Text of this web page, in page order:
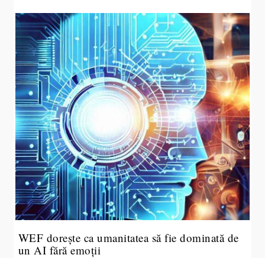
WEF dorește ca umanitatea să fie dominată de
un AI fără emoții